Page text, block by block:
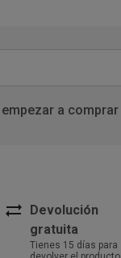
a comprar
sync_alt
Devolución
gratuita
Tienes 15 días para